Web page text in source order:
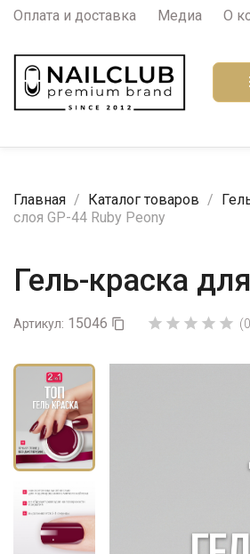
Оплата и доставка Медиа О
Главная Каталог товаров
слоя GP-44 Ruby Peony
Гель-краска
Артикул: 15046      